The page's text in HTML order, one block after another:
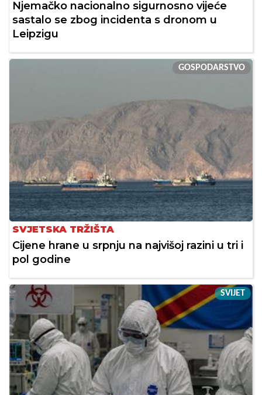
Njemačko nacionalno sigurnosno vijeće
sastalo se zbog incidenta s dronom u
Leipzigu
GOSPODARSTVO
SVJETSKA TRŽIŠTA
Cijene hrane u srpnju na najvišoj razini u tri i
pol godine
SVIJET